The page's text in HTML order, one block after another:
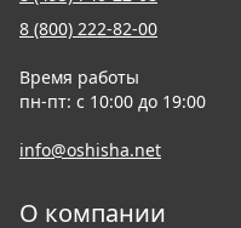
8 (800) 222-82-00
Время работы
пн-пт: с 10:00 до 19:00
info@oshisha.net
О компании